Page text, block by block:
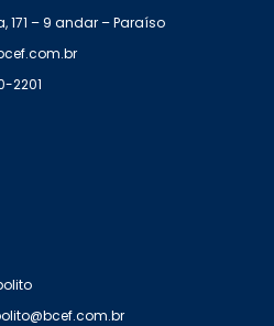
171 – 9 andar – Paraíso
2201